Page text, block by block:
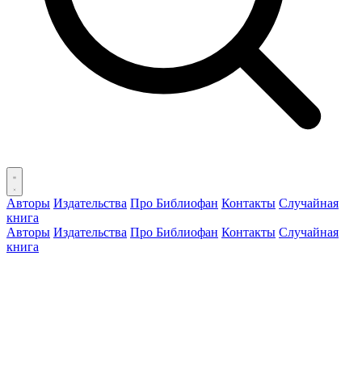
Авторы Издательства Про Библиофан Контакты Случайная
книга
Авторы Издательства Про Библиофан Контакты Случайная
книга